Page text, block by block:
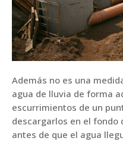
Además no es una
agua de lluvia de forma
escurrimientos de un
descargarlos en el fondo
antes de que el agua